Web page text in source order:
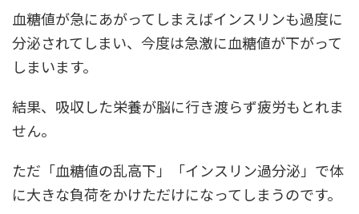
血糖値が急にあがってしまえばインスリンも過度に
分泌されてしまい、今度は急激に血糖値が下がって
しまいます。
結果、吸収した栄養が脳に行き渡らず疲労もとれま
せん。
ただ「血糖値の乱高下」「インスリン過分泌」で体
に大きな負荷をかけただけになってしまうのです。